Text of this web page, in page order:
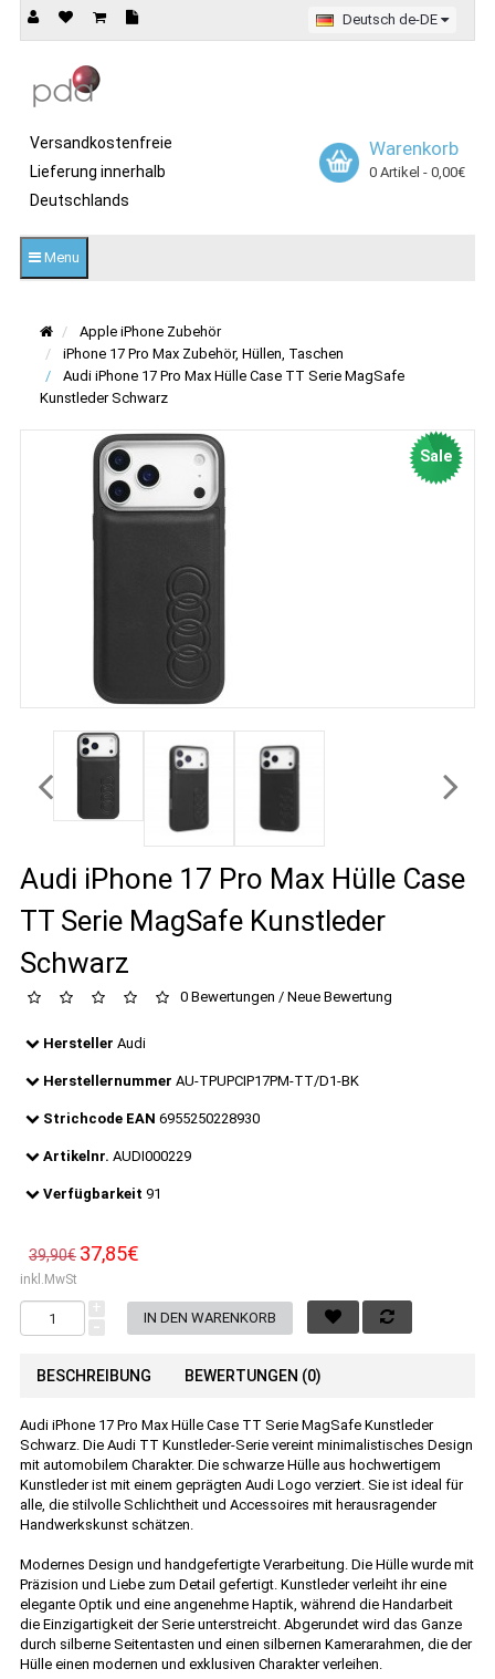
Deutsch de-DE
Versandkostenfreie
Lieferung innerhalb
Deutschlands
Warenkorb
0 Artikel - 0,00€
Menu
Apple iPhone Zubehör
iPhone 17 Pro Max Zubehör, Hüllen, Taschen
Audi iPhone 17 Pro Max Hülle Case TT Serie MagSafe
Kunstleder Schwarz
Sale
Audi iPhone 17 Pro Max Hülle Case
TT Serie MagSafe Kunstleder
Schwarz
0 Bewertungen / Neue Bewertung
Hersteller Audi
Herstellernummer AU-TPUPCIP17PM-TT/D1-BK
Strichcode EAN 6955250228930
Artikelnr. AUDI000229
Verfügbarkeit 91
39,90€ 37,85€
inkl.MwSt
BESCHREIBUNG BEWERTUNGEN (0)
Audi iPhone 17 Pro Max Hülle Case TT Serie MagSafe Kunstleder
Schwarz. Die Audi TT Kunstleder-Serie vereint minimalistisches Design
mit automobilem Charakter. Die schwarze Hülle aus hochwertigem
Kunstleder ist mit einem geprägten Audi Logo verziert. Sie ist ideal für
alle, die stilvolle Schlichtheit und Accessoires mit herausragender
Handwerkskunst schätzen.
Modernes Design und handgefertigte Verarbeitung. Die Hülle wurde mit
Präzision und Liebe zum Detail gefertigt. Kunstleder verleiht ihr eine
elegante Optik und eine angenehme Haptik, während die Handarbeit
die Einzigartigkeit der Serie unterstreicht. Abgerundet wird das Ganze
durch silberne Seitentasten und einen silbernen Kamerarahmen, die der
Hülle einen modernen und exklusiven Charakter verleihen.